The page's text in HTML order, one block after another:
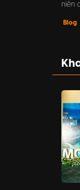
niên
nối
ty, từ
Blog